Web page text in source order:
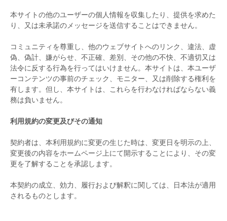
本サイトの他のユーザーの個人情報を収集したり、提供を求めた
り、又は未承諾のメッセージを送信することはできません。
コミュニティを尊重し、他のウェブサイトへのリンク、違法、虚
偽、偽計、嫌がらせ、不正確、差別、その他の不快、不適切又は
法令に反する行為を行ってはいけません。本サイトは、本ユーザ
ーコンテンツの事前のチェック、モニター、又は削除する権利を
有します。但し、本サイトは、これらを行わなければならない義
務は負いません。
利用規約の変更及びその通知
契約者は、本利用規約に変更の生じた時は、変更日を明示の上、
変更後の内容をホームページ上にて開示することにより、その変
更を了解することを承認します。
本契約の成立、効力、履行および解釈に関しては、日本法が適用
されるものとします。